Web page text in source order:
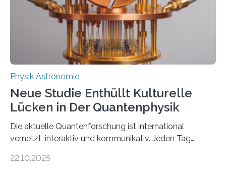
gefunden. Kurz darauf konnte man zeigen, dass sich
Thorium tatsächlich nutzen lässt, um hochpräzise…
Physik Astronomie
Neue Studie Enthüllt Kulturelle
Lücken in Der Quantenphysik
Die aktuelle Quantenforschung ist international
vernetzt, interaktiv und kommunikativ. Jeden Tag
oft von Autor*innen, die eng zusammenarbeiten. Neue
22.10.2025